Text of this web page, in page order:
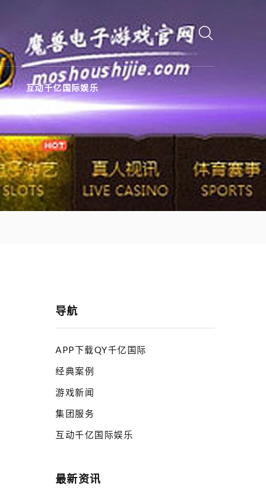
互动千亿国际娱乐
导航
APP下载QY千亿国际
经典案例
游戏新闻
集团服务
互动千亿国际娱乐
最新资讯